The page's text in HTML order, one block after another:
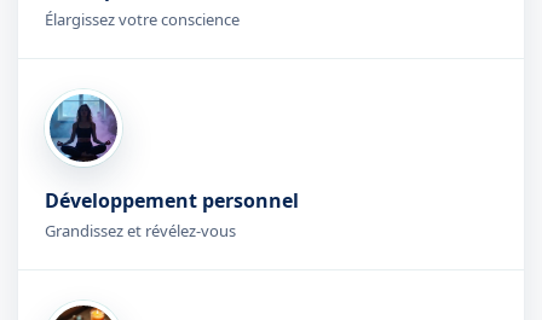
Élargissez votre conscience
Développement personnel
Grandissez et révélez-vous